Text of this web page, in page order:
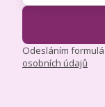
Odesláním
osobních údajů